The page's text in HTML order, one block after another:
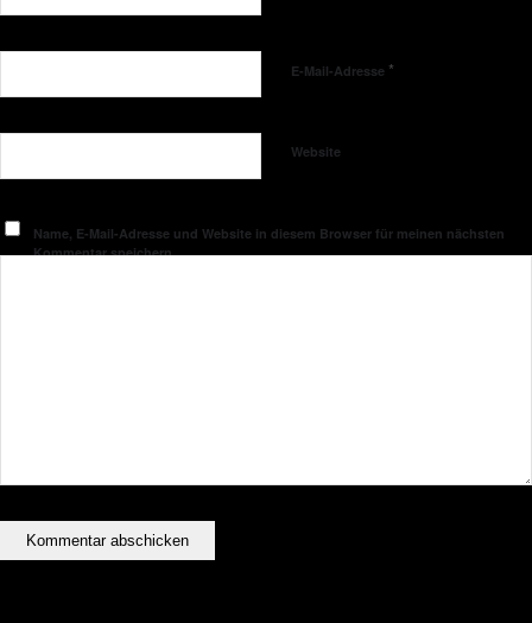
E-Mail-Adresse *
Website
Name, E-Mail-Adresse und Website in diesem Browser für meinen nächsten
Kommentar speichern.